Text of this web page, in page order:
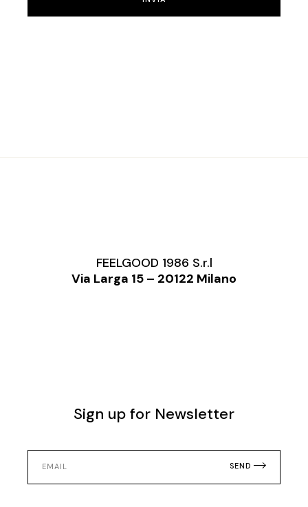
FEELGOOD 1986 S.r.l
Via Larga 15 – 20122 Milano
Sign up for Newsletter
SEND